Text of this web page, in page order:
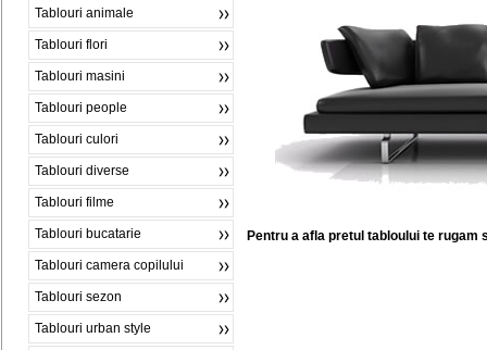
Tablouri animale
Tablouri flori
Tablouri masini
Tablouri people
Tablouri culori
Tablouri diverse
Tablouri filme
Tablouri bucatarie
Tablouri camera copilului
Tablouri sezon
Tablouri urban style
Pentru a afla pretul tabloului te rugam